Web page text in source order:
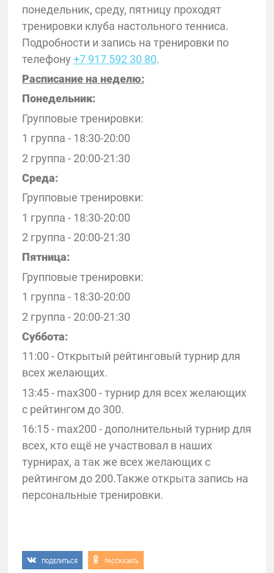
понедельник, среду, пятницу проходят
тренировки клуба настольного тенниса.
Подробности и запись на тренировки по
телефону +7 917 592 30 80.
Расписание на неделю:
Понедельник:
Групповые тренировки:
1 группа - 18:30-20:00
2 группа - 20:00-21:30
Среда:
Групповые тренировки:
1 группа - 18:30-20:00
2 группа - 20:00-21:30
Пятница:
Групповые тренировки:
1 группа - 18:30-20:00
2 группа - 20:00-21:30
Суббота:
11:00 - Открытый рейтинговый турнир для
всех желающих.
13:45 - max300 - турнир для всех желающих
с рейтингом до 300.
16:15 - max200 - дополнительный турнир для
всех, кто ещё не участвовал в наших
турнирах, а так же всех желающих с
рейтингом до 200.Также открыта запись на
персональные тренировки.
ПОДЕЛИТЬСЯ РАССКАЗАТЬ